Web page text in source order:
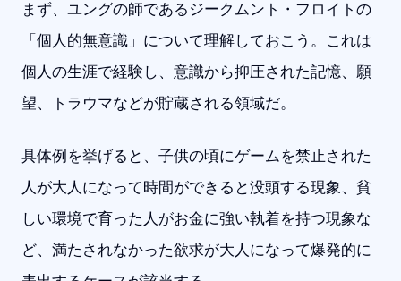
まず、ユングの師であるジークムント・フロイトの
「個人的無意識」について理解しておこう。これは
個人の生涯で経験し、意識から抑圧された記憶、願
望、トラウマなどが貯蔵される領域だ。
具体例を挙げると、子供の頃にゲームを禁止された
人が大人になって時間ができると没頭する現象、貧
しい環境で育った人がお金に強い執着を持つ現象な
ど、満たされなかった欲求が大人になって爆発的に